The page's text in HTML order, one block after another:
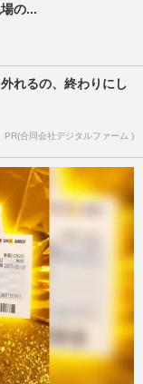
の...
れるの、終わりにし
PR(合同会社デジタルファーム )